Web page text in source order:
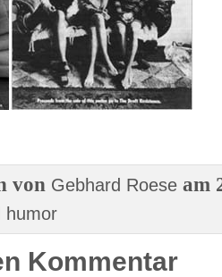
von Gebhard Roese am
humor
Kommentar